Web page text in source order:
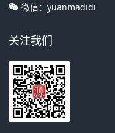
微信：yuanmadidi
关注我们